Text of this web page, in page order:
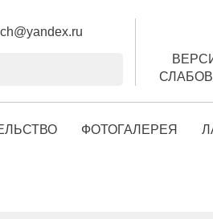
ФОТОГАЛЕРЕЯ